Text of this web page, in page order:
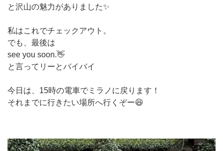
と沢山の魅力がありました✨️
私はこれでチェックアウト。
でも、最後は
see you soon.👋
と言ってリーとバイバイ
今日は、15時の電車でミラノに戻ります！
それまでに行きたい場所へ行くぞー😆